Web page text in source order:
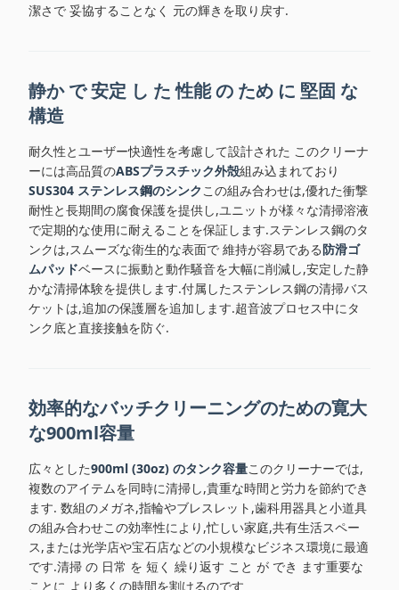
潔さで 妥協することなく 元の輝きを取り戻す.
静か で 安定 し た 性能 の ため に 堅固 な
構造
耐久性とユーザー快適性を考慮して設計された このクリーナ
ーには高品質のABSプラスチック外殻組み込まれており
SUS304 ステンレス鋼のシンクこの組み合わせは,優れた衝撃
耐性と長期間の腐食保護を提供し,ユニットが様々な清掃溶液
で定期的な使用に耐えることを保証します.ステンレス鋼のタ
ンクは,スムーズな衛生的な表面で 維持が容易である防滑ゴ
ムパッドベースに振動と動作騒音を大幅に削減し,安定した静
かな清掃体験を提供します.付属したステンレス鋼の清掃バス
ケットは,追加の保護層を追加します.超音波プロセス中にタ
ンク底と直接接触を防ぐ.
効率的なバッチクリーニングのための寛大
な900ml容量
広々とした900ml (30oz) のタンク容量このクリーナーでは,
複数のアイテムを同時に清掃し,貴重な時間と労力を節約でき
ます. 数組のメガネ,指輪やブレスレット,歯科用器具と小道具
の組み合わせこの効率性により,忙しい家庭,共有生活スペー
ス,または光学店や宝石店などの小規模なビジネス環境に最適
です.清掃 の 日常 を 短く 繰り返す こと が でき ます重要な
ことに より多くの時間を割けるのです